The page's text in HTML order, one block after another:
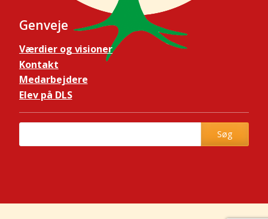
Genveje
Værdier og visioner
Kontakt
Medarbejdere
Elev på DLS
Søg
Søg